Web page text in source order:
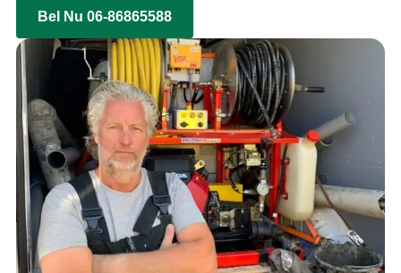
Bel Nu 06-86865588